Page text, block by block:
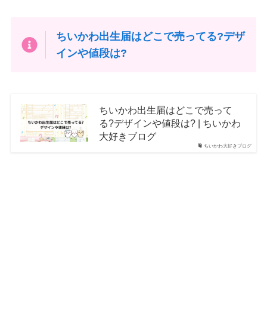
ちいかわ出生届はどこで売ってる?デザ
インや値段は?
ちいかわ大好きブログ
ちいかわ出生届はどこで売って
る?デザインや値段は? | ちいかわ
大好きブログ